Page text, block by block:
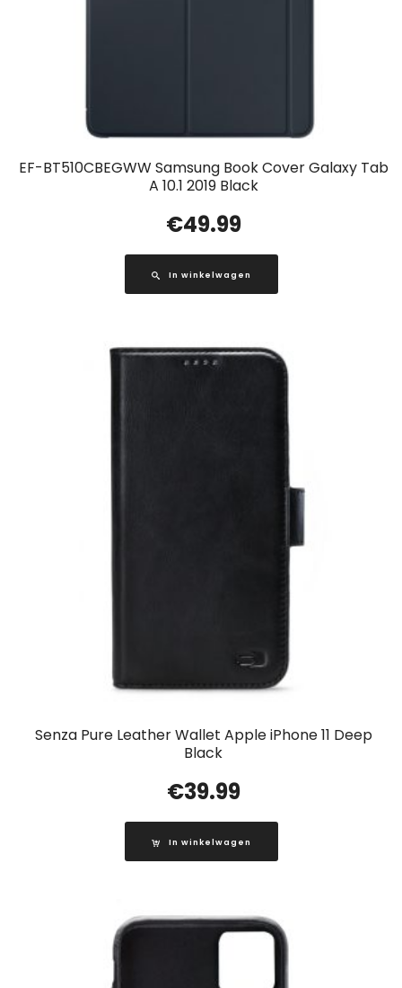
EF-BT510CBEGWW Samsung Book Cover Galaxy Tab
A 10.1 2019 Black
€49.99
In winkelwagen
Senza Pure Leather Wallet Apple iPhone 11 Deep
Black
€39.99
In winkelwagen